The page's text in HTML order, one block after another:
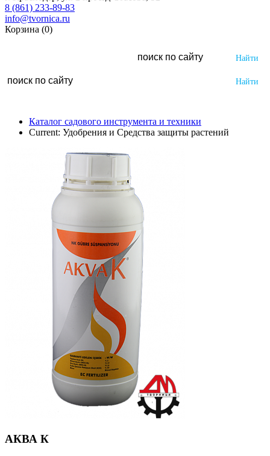
8 (861) 233-89-83
info@tvornica.ru
Корзина (0)
Каталог садового инструмента и техники
Current: Удобрения и Средства защиты растений
АКВА К